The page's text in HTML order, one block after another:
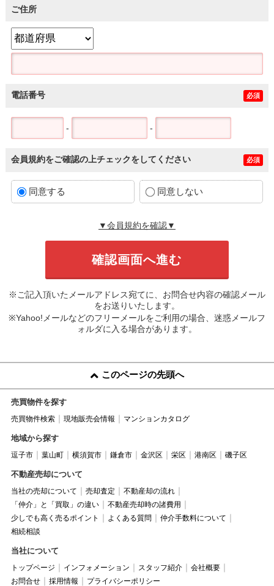
ご住所
電話番号 必須
- -
会員規約をご確認の上チェックをしてください 必須
同意する 同意しない
▼会員規約を確認▼
※ご記入頂いたメールアドレス宛てに、お問合せ内容の確認メール
をお送りいたします。
※Yahoo!メールなどのフリーメールをご利用の場合、迷惑メールフ
ォルダに入る場合があります。
このページの先頭へ
売買物件を探す
売買物件検索 現地販売会情報 マンションカタログ
地域から探す
逗子市 葉山町 横須賀市 鎌倉市 金沢区 栄区 港南区 磯子区
不動産売却について
当社の売却について 売却査定
不動産却の流れ
「仲介」と「買取」の違い
不動産売却時の諸費用
少しでも高く売るポイント
よくある質問
仲介手数料について
相続相談
当社について
トップページ インフォメーション スタッフ紹介
会社概要
お問合せ
採用情報 プライバシーポリシー